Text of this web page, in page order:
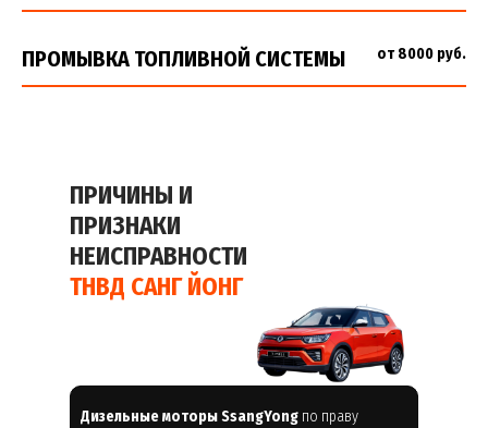
ПРОМЫВКА ТОПЛИВНОЙ СИСТЕМЫ от 8000 руб.
ПРИЧИНЫ И
ПРИЗНАКИ
НЕИСПРАВНОСТИ
ТНВД САНГ ЙОНГ
Дизельные моторы SsangYong по праву